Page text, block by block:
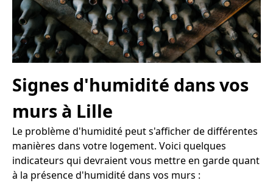
Signes d'humidité dans vos
murs à Lille
Le problème d'humidité peut s'afficher de différentes
manières dans votre logement. Voici quelques
indicateurs qui devraient vous mettre en garde quant
à la présence d'humidité dans vos murs :